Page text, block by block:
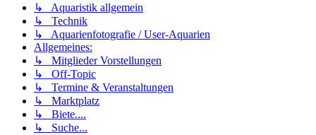
↳ Aquaristik allgemein
↳ Technik
↳ Aquarienfotografie / User-Aquarien
Allgemeines:
↳ Mitglieder Vorstellungen
↳ Off-Topic
↳ Termine & Veranstaltungen
↳ Marktplatz
↳ Biete....
↳ Suche...